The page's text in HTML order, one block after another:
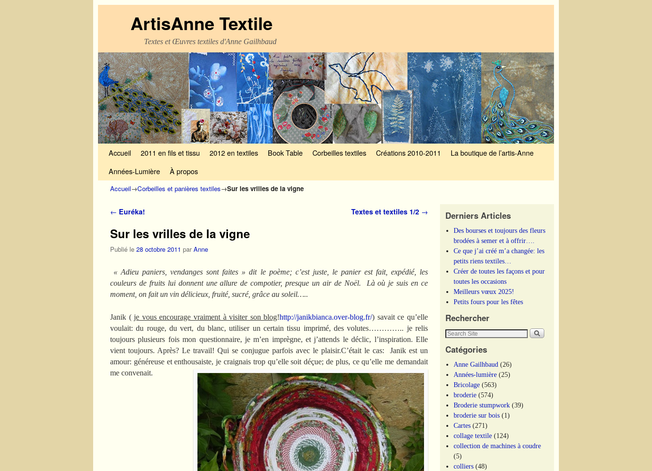
ArtisAnne Textile
Textes et Œuvres textiles d'Anne Gailhbaud
Accueil 2011 en fils et tissu 2012 en textiles Book Table Corbeilles textiles Créations 2010-2011
La boutique de l’artis-Anne
Années-Lumière
À propos
Accueil→Corbeilles et panières textiles→Sur les vrilles de la vigne
Navigation des articles
← Euréka! Textes et textiles 1/2 →
Sur les vrilles de la vigne
Publié le 28 octobre 2011 par Anne
« Adieu paniers, vendanges sont faites » dit le poème; c’est juste, le panier est fait, expédié, les
couleurs de fruits lui donnent une allure de compotier, presque un air de Noël. Là où je suis en ce
moment, on fait un vin délicieux, fruité, sucré, grâce au soleil…..
Janik (je vous encourage vraiment à visiter son blog!http://janikbianca.over-blog.fr/) savait ce qu’elle
voulait: du rouge, du vert, du blanc, utiliser un certain tissu imprimé, des volutes………….. je relis
toujours plusieurs fois mon questionnaire, je m’en imprègne, et j’attends le déclic, l’inspiration. Elle
vient toujours. Après? Le travail! Qui se conjugue parfois avec le plaisir.C’était le cas: Janik est un
amour: généreuse et enthousaiste, je craignais trop qu’elle soit déçue; de plus, ce qu’elle me demandait
me convenait.
Derniers Articles
Des bourses et toujours des fleurs
brodées à semer et à offrir….
Ce que j’ai créé m’a changée: les
petits riens textiles…
Créer de toutes les façons et pour
toutes les occasions
Meilleurs vœux 2025!
Petits fours pour les fêtes
Rechercher
Catégories
Anne Gailhbaud (26)
Années-lumière (25)
Bricolage (563)
broderie (574)
Broderie stumpwork (39)
broderie sur bois (1)
Cartes (271)
collage textile (124)
collection de machines à coudre
(5)
colliers (48)